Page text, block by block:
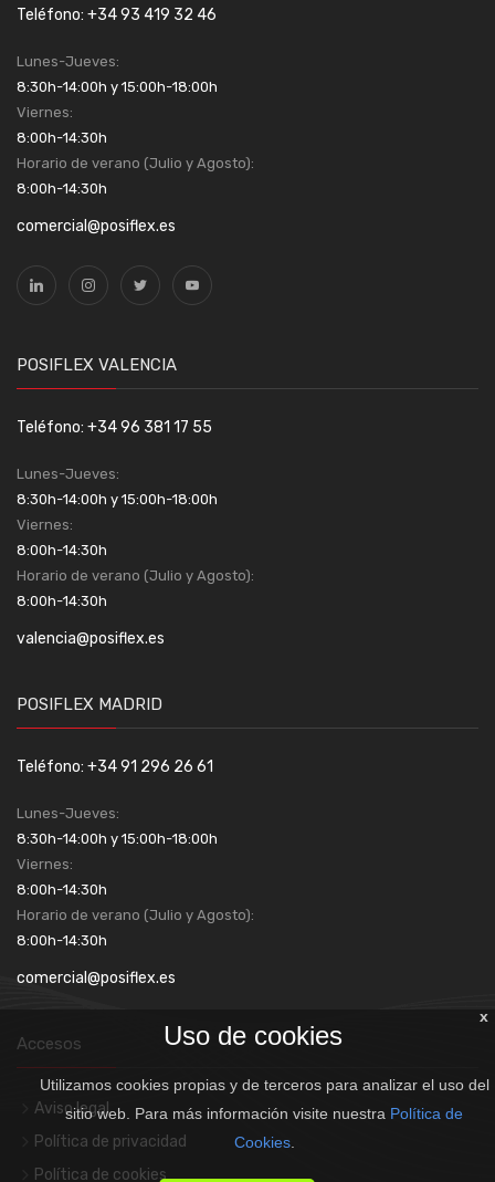
Teléfono: +34 93 419 32 46
Lunes-Jueves:
8:30h-14:00h y 15:00h-18:00h
Viernes:
8:00h-14:30h
Horario de verano (Julio y Agosto):
8:00h-14:30h
comercial@posiflex.es
POSIFLEX VALENCIA
Teléfono: +34 96 381 17 55
Lunes-Jueves:
8:30h-14:00h y 15:00h-18:00h
Viernes:
8:00h-14:30h
Horario de verano (Julio y Agosto):
8:00h-14:30h
valencia@posiflex.es
POSIFLEX MADRID
Teléfono: +34 91 296 26 61
Lunes-Jueves:
8:30h-14:00h y 15:00h-18:00h
Viernes:
8:00h-14:30h
Horario de verano (Julio y Agosto):
8:00h-14:30h
comercial@posiflex.es
Accesos
Aviso legal
Política de privacidad
Política de cookies
x
Uso de cookies
Utilizamos cookies propias y de terceros para analizar el uso del
sitio web. Para más información visite nuestra Política de
Cookies.